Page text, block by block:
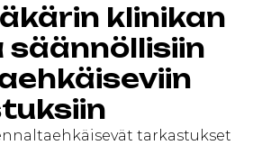
klinikan
säännöllisiin
tarkastukset